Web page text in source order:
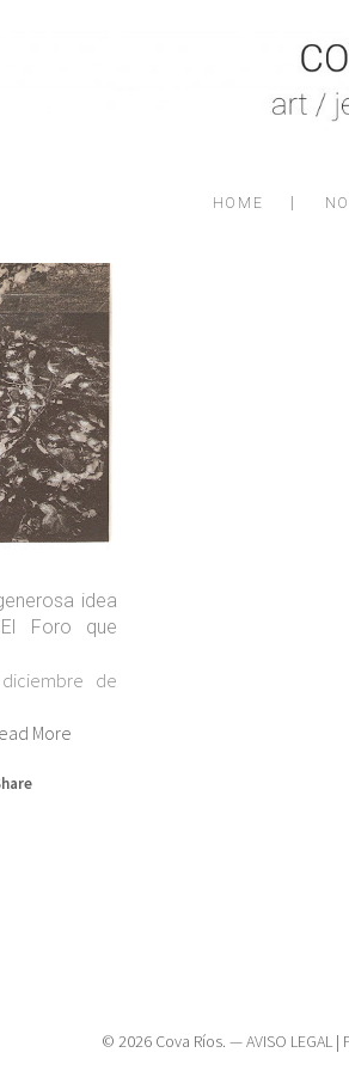
HOME
idea
Foro que
de
More
© 2026 Cova Ríos. —AVISO LEGAL |